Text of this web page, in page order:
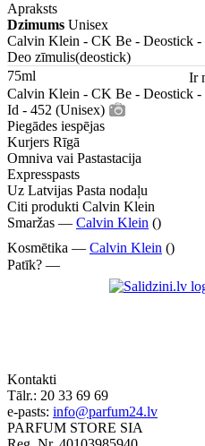
Apraksts
Dzimums Unisex
Calvin Klein - CK Be - Deostick -
Deo zīmulis(deostick)
75ml
Ir
Calvin Klein - CK Be - Deostick -
Id - 452 (Unisex)
Piegādes iespējas
Kurjers Rīgā
Omniva vai Pastastacija
Expresspasts
Uz Latvijas Pasta nodaļu
Citi produkti Calvin Klein
Smaržas — Calvin Klein ()
Kosmētika — Calvin Klein ()
Patīk? —
Kontakti
Tālr.: 20 33 69 69
e-pasts: info@parfum24.lv
PARFUM STORE SIA